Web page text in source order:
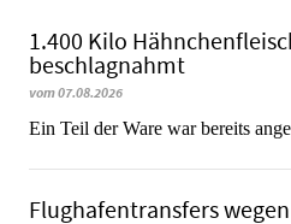
1.400 Kilo
beschlagnahmt
vom 07.08.2026
​​​​​​​Ein Teil der Ware war bereits
Flughafentransfers